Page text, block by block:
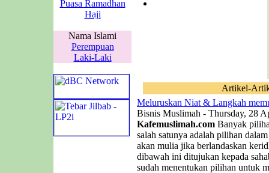
Puasa Ramadhan
Haji
Nama Islami
Perempuan
Laki-Laki
Artikel-
Meluruskan Niat & Langkah
Bisnis Muslimah - Thursday, 28
Kafemuslimah.com Banyak
salah satunya adalah pilihan
akan mulia jika berlandaskan
dibawah ini ditujukan kepada
sudah menentukan pilihan untuk